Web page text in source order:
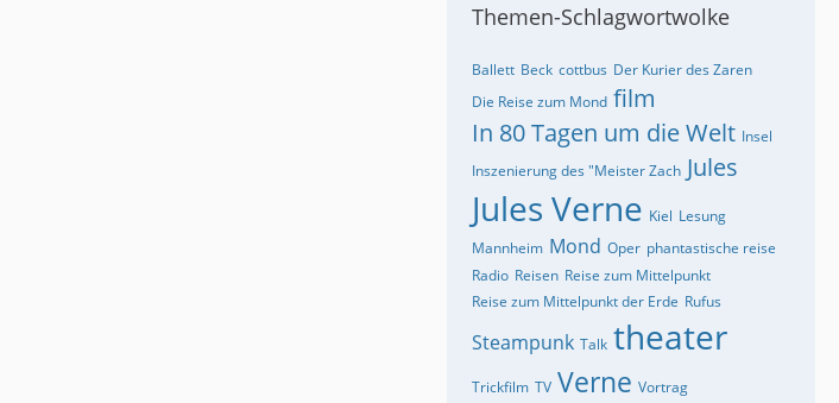
Themen-Schlagwortwolke
Ballett Beck cottbus Der Kurier des Zaren
Die Reise zum Mond film
In 80 Tagen um die Welt Insel
Inszenierung des "Meister Zach Jules
Jules Verne Kiel Lesung
Mannheim Mond Oper phantastische reise
Radio Reisen Reise zum Mittelpunkt
Reise zum Mittelpunkt der Erde Rufus
Steampunk Talk theater
Trickfilm TV Verne Vortrag